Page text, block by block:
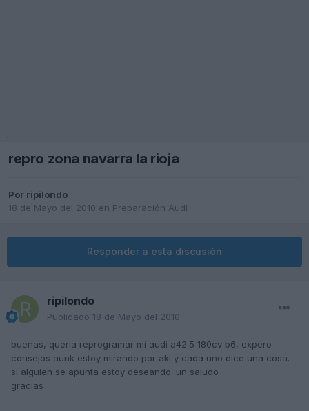
repro zona navarra la rioja
Por ripilondo
18 de Mayo del 2010 en Preparación Audi
Responder a esta discusión
ripilondo
Publicado 18 de Mayo del 2010
buenas, queria reprogramar mi audi a42.5 180cv b6, expero
consejos aunk estoy mirando por aki y cada uno dice una cosa.
si alguien se apunta estoy deseando. un saludo
gracias